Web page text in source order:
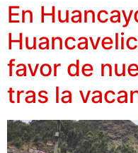
En
favor de
tras la